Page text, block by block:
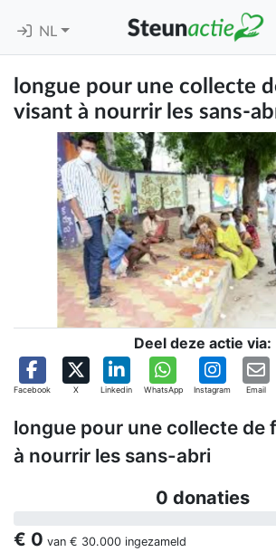
NL
longue pour une collecte
visant à nourrir les sans-
Deel deze actie via:
Facebook X Linkedin WhatsApp Instagram Email
longue pour une collecte de
à nourrir les sans-abri
0 donaties
€ 0 van € 30.000 ingezameld